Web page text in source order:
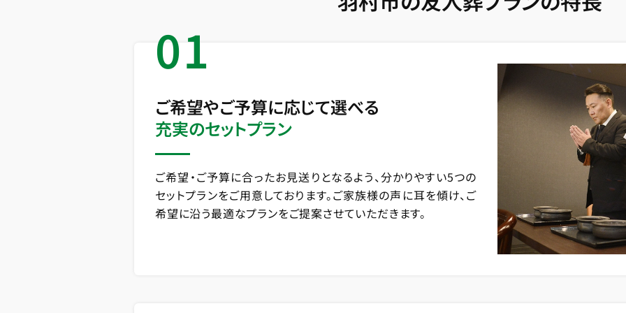
01
ご希望やご予算に応じて選べる
充実のセットプラン
ご希望・ご予算に合ったお見送りとなるよう、分かりやすい5つの
セットプランをご用意しております。ご家族様の声に耳を傾け、ご
希望に沿う最適なプランをご提案させていただきます。